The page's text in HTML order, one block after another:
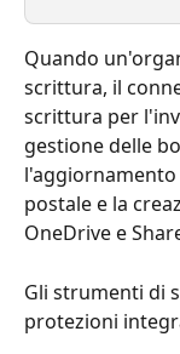
Quando
scrittura, il
scrittura per
gestione delle
postale e la
OneDrive e
Gli strumenti di
protezioni